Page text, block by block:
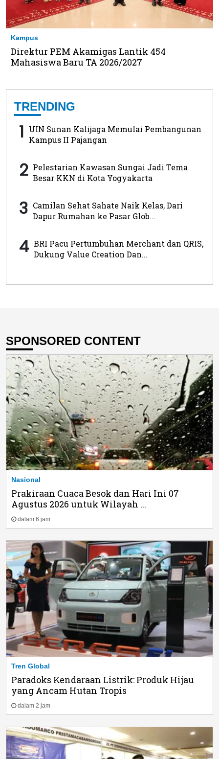
Kampus
Direktur PEM Akamigas Lantik 454
Mahasiswa Baru TA 2026/2027
TRENDING
1 UIN Sunan Kalijaga Memulai Pembangunan
Kampus II Pajangan
2 Pelestarian Kawasan Sungai Jadi Tema
Besar KKN di Kota Yogyakarta
3 Camilan Sehat Sahate Naik Kelas, Dari
Dapur Rumahan ke Pasar Glob...
4 BRI Pacu Pertumbuhan Merchant dan QRIS,
Dukung Value Creation Dan...
SPONSORED CONTENT
Nasional
Prakiraan Cuaca Besok dan Hari Ini 07
Agustus 2026 untuk Wilayah ...
dalam 6 jam
Tren Global
Paradoks Kendaraan Listrik: Produk Hijau
yang Ancam Hutan Tropis
dalam 2 jam